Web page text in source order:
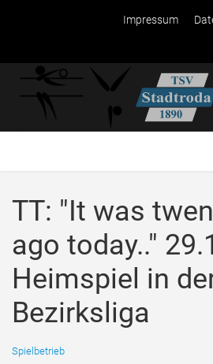
Impressum
TT: "It was
ago today.."
Heimspiel in
Bezirksliga
Spielbetrieb